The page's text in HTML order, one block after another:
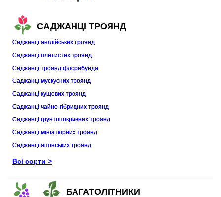
САДЖАНЦІ ТРОЯНД
Саджанці aнглійських троянд
Саджанці плетистих троянд
Саджанці троянд флорибунда
Саджанці мускусних троянд
Саджанці кущових троянд
Саджанці чайно-гібридних троянд
Саджанці грунтопокривних троянд
Саджанці мініатюрних троянд
Саджанці японських троянд
Всі сорти >
БАГАТОЛІТНИКИ